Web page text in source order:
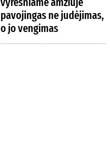
pavojingas ne judėjimas,
o jo vengimas